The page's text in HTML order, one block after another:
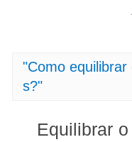
"Como
s?"
Equilibrar